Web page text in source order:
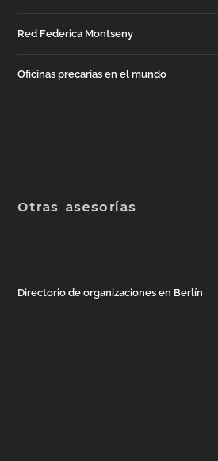
Red Federica Montseny
Oficinas precarias en el mundo
Otras asesorías
Directorio de organizaciones en Berlín